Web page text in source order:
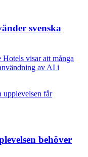
svenska
visar att många
av AI i
behöver